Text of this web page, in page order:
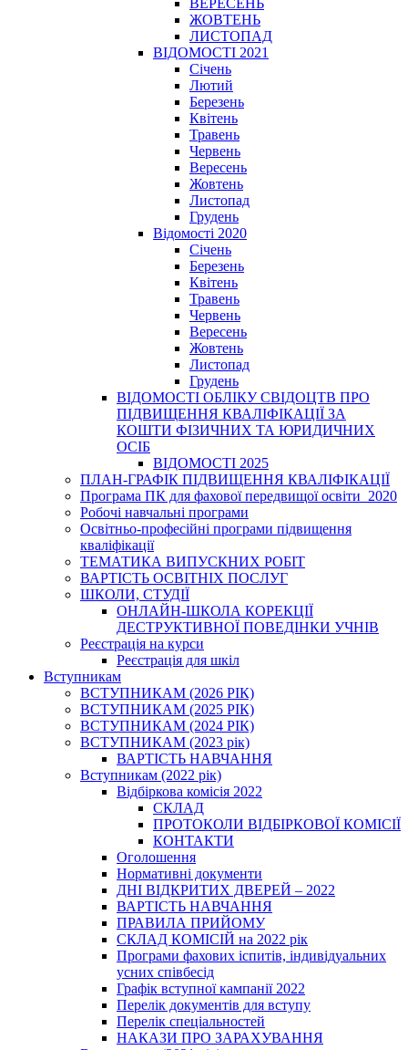
ВЕРЕСЕНЬ
ЖОВТЕНЬ
ЛИСТОПАД
ВІДОМОСТІ 2021
Січень
Лютий
Березень
Квітень
Травень
Червень
Вересень
Жовтень
Листопад
Грудень
Відомості 2020
Січень
Березень
Квітень
Травень
Червень
Вересень
Жовтень
Листопад
Грудень
ВІДОМОСТІ ОБЛІКУ СВІДОЦТВ ПРО
ПІДВИЩЕННЯ КВАЛІФІКАЦІЇ ЗА
КОШТИ ФІЗИЧНИХ ТА ЮРИДИЧНИХ
ОСІБ
ВІДОМОСТІ 2025
ПЛАН-ГРАФІК ПІДВИЩЕННЯ КВАЛІФІКАЦІЇ
Програма ПК для фахової передвищої освіти_2020
Робочі навчальні програми
Освітньо-професійні програми підвищення
кваліфікації
ТЕМАТИКА ВИПУСКНИХ РОБІТ
ВАРТІСТЬ ОСВІТНІХ ПОСЛУГ
ШКОЛИ, СТУДІЇ
ОНЛАЙН-ШКОЛА КОРЕКЦІЇ
ДЕСТРУКТИВНОЇ ПОВЕДІНКИ УЧНІВ
Реєстрація на курси
Реєстрація для шкіл
Вступникам
ВСТУПНИКАМ (2026 РІК)
ВСТУПНИКАМ (2025 РІК)
ВСТУПНИКАМ (2024 РІК)
ВСТУПНИКАМ (2023 рік)
ВАРТІСТЬ НАВЧАННЯ
Вступникам (2022 рік)
Відбіркова комісія 2022
СКЛАД
ПРОТОКОЛИ ВІДБІРКОВОЇ КОМІСІЇ
КОНТАКТИ
Оголошення
Нормативні документи
ДНІ ВІДКРИТИХ ДВЕРЕЙ – 2022
ВАРТІСТЬ НАВЧАННЯ
ПРАВИЛА ПРИЙОМУ
СКЛАД КОМІСІЙ на 2022 рік
Програми фахових іспитів, індивідуальних
усних співбесід
Графік вступної кампанії 2022
Перелік документів для вступу
Перелік спеціальностей
НАКАЗИ ПРО ЗАРАХУВАННЯ